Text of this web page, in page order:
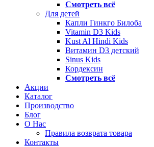
Смотреть всё
Для детей
Капли Гинкго Билоба
Vitamin D3 Kids
Kust Al Hindi Kids
Витамин D3 детский
Sinus Kids
Кордексин
Смотреть всё
Акции
Каталог
Производство
Блог
О Нас
Правила возврата товара
Контакты